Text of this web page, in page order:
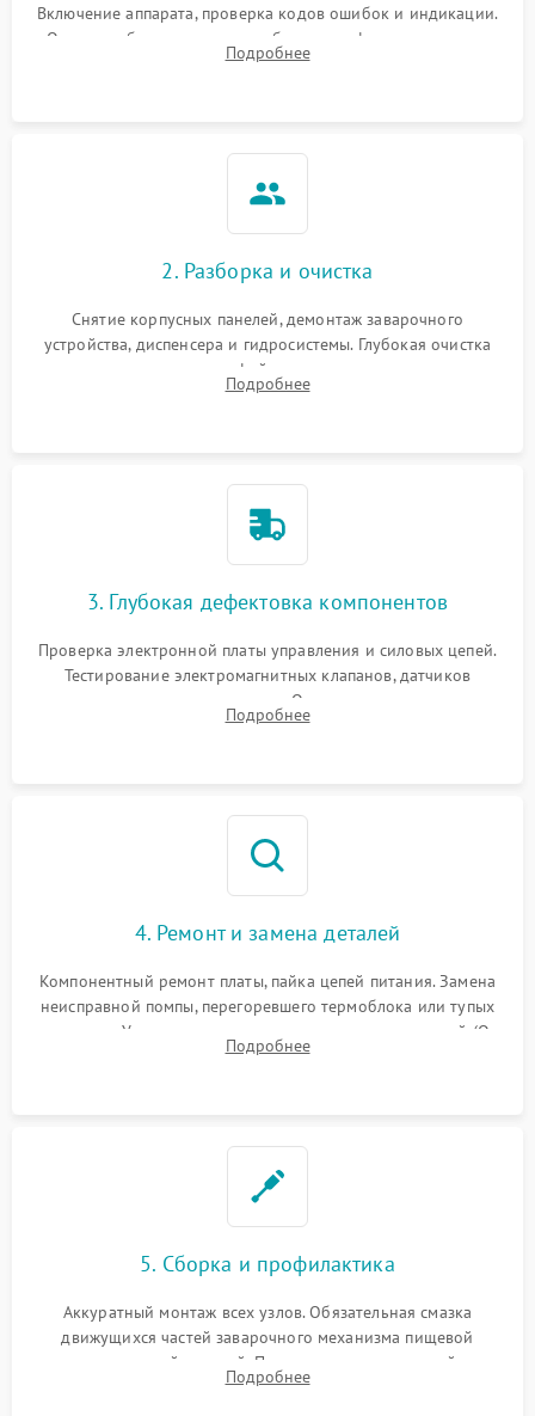
Включение аппарата, проверка кодов ошибок и индикации.
Оценка работы помпы, термоблока и кофемолки на слух.
Измерение температуры и давления воды для выявления
Подробнее
2. Разборка и очистка
Снятие корпусных панелей, демонтаж заварочного
устройства, диспенсера и гидросистемы. Глубокая очистка
внутренних узлов от кофейных масел, жмыха и накипи.
Промывка дренажных каналов и фильтров с использованием
Подробнее
3. Глубокая дефектовка компонентов
Проверка электронной платы управления и силовых цепей.
Тестирование электромагнитных клапанов, датчиков
температуры и расходомера. Оценка степени износа
жерновов кофемолки, уплотнительных колец гидросистемы
Подробнее
4. Ремонт и замена деталей
Компонентный ремонт платы, пайка цепей питания. Замена
неисправной помпы, перегоревшего термоблока или тупых
жерновов. Установка новых силиконовых уплотнителей (O-
ring) и тефлоновых трубок для надежного устранения
Подробнее
5. Сборка и профилактика
Аккуратный монтаж всех узлов. Обязательная смазка
движущихся частей заварочного механизма пищевой
силиконовой смазкой. Проведение программной
декальцинации и очистки системы от кофейных масел.
Подробнее